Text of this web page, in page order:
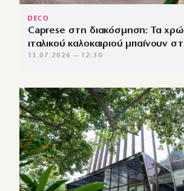
DECO
Caprese στη διακόσμηση: Τα
ιταλικού καλοκαιριού μπαίνουν
13.07.2026 — 12:30